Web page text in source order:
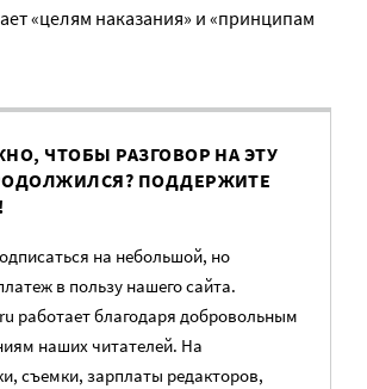
«целям наказания» и «принципам
ЧТОБЫ РАЗГОВОР НА ЭТУ
ПОДДЕРЖИТЕ
на небольшой, но
в пользу нашего сайта.
работает благодаря добровольным
наших читателей. На
съемки, зарплаты редакторов,